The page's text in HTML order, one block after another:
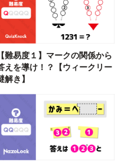
【難易度１】マークの関係から
えを導け！？【ウィークリー
解き】